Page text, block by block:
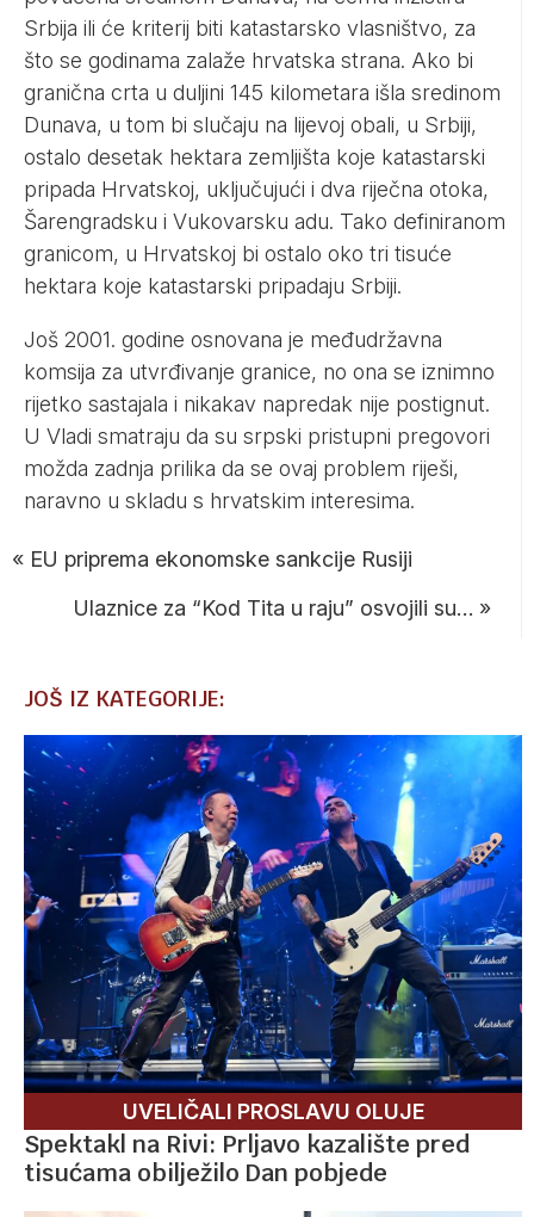
Srbija ili će kriterij biti katastarsko vlasništvo, za
što se godinama zalaže hrvatska strana. Ako bi
granična crta u duljini 145 kilometara išla sredinom
Dunava, u tom bi slučaju na lijevoj obali, u Srbiji,
ostalo desetak hektara zemljišta koje katastarski
pripada Hrvatskoj, uključujući i dva riječna otoka,
Šarengradsku i Vukovarsku adu. Tako definiranom
granicom, u Hrvatskoj bi ostalo oko tri tisuće
hektara koje katastarski pripadaju Srbiji.
Još 2001. godine osnovana je međudržavna
komsija za utvrđivanje granice, no ona se iznimno
rijetko sastajala i nikakav napredak nije postignut.
U Vladi smatraju da su srpski pristupni pregovori
možda zadnja prilika da se ovaj problem riješi,
naravno u skladu s hrvatskim interesima.
« EU priprema ekonomske sankcije Rusiji
Ulaznice za “Kod Tita u raju” osvojili su… »
JOŠ IZ KATEGORIJE:
UVELIČALI PROSLAVU OLUJE
Spektakl na Rivi: Prljavo kazalište pred
tisućama obilježilo Dan pobjede